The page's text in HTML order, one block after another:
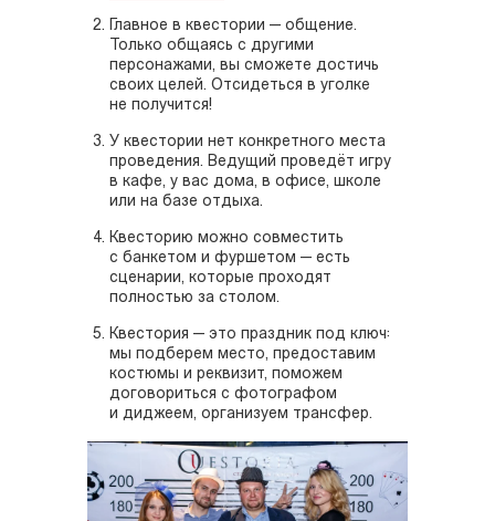
Главное в квестории — общение.
Только общаясь с другими
персонажами, вы сможете достичь
своих целей. Отсидеться в уголке
не получится!
У квестории нет конкретного места
проведения. Ведущий проведёт игру
в кафе, у вас дома, в офисе, школе
или на базе отдыха.
Квесторию можно совместить
с банкетом и фуршетом — есть
сценарии, которые проходят
полностью за столом.
Квестория — это праздник под ключ:
мы подберем место, предоставим
костюмы и реквизит, поможем
договориться с фотографом
и диджеем, организуем трансфер.